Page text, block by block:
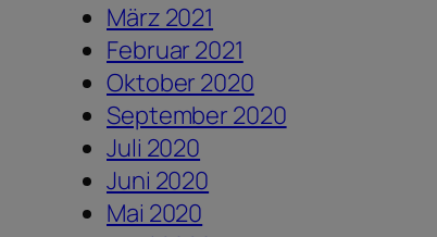
März 2021
Februar 2021
Oktober 2020
September 2020
Juli 2020
Juni 2020
Mai 2020